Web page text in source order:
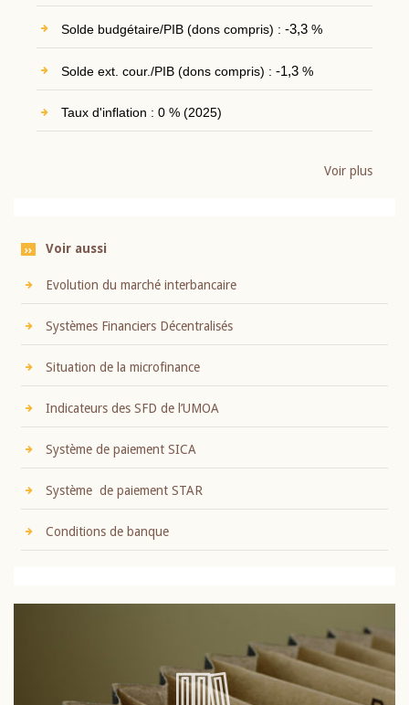
Solde budgétaire/PIB (dons compris) : -3,3%
Solde ext. cour./PIB (dons compris) : -1,3%
Taux d'inflation : 0 % (2025)
Voir plus
Voir aussi
Evolution du marché interbancaire
Systèmes Financiers Décentralisés
Situation de la microfinance
Indicateurs des SFD de l’UMOA
Système de paiement SICA
Système de paiement STAR
Conditions de banque